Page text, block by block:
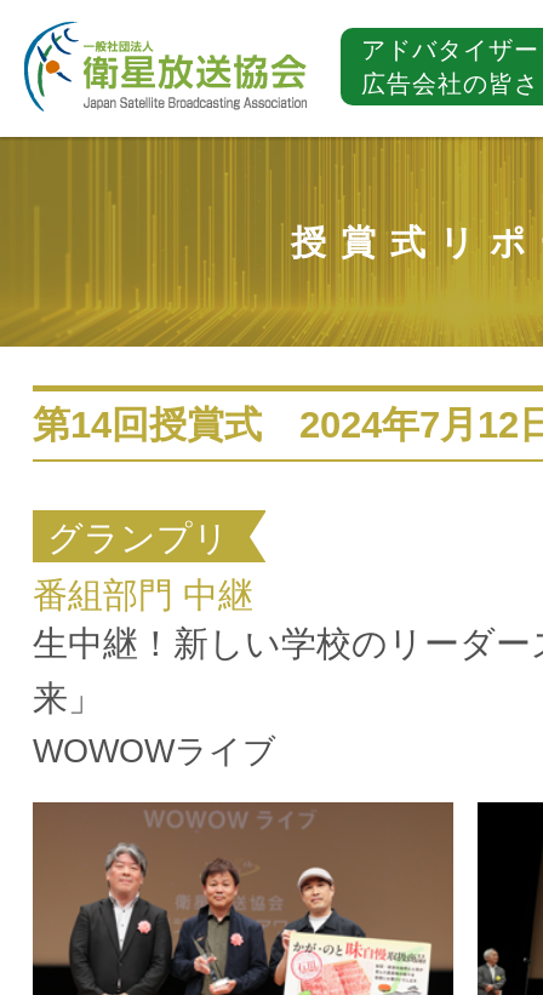
アドバタイザ
広告会社の皆
授賞式リ
第14回授賞式 2024年7月12
グランプリ
番組部門 中継
生中継！新しい学校のリーダ
来」
WOWOWライブ